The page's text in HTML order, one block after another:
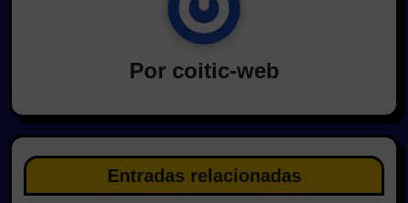
Por coitic-web
Entradas relacionadas